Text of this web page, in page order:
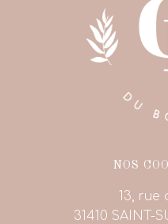
NOS
13, rue
31410 SAINT-